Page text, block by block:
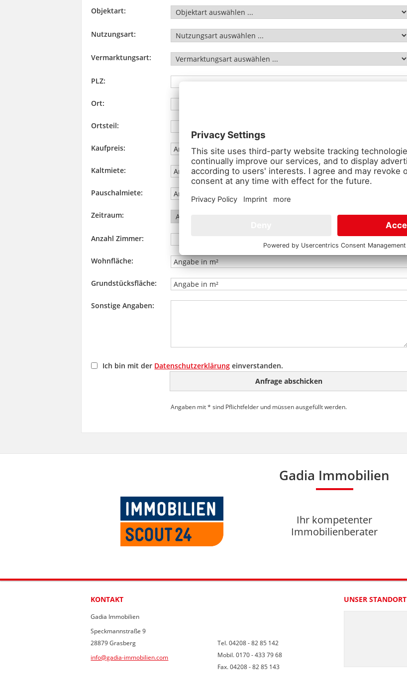
Objektart:
Nutzungsart:
Vermarktungsart:
PLZ:
Ort:
Ortsteil:
Kaufpreis:
Kaltmiete:
Pauschalmiete:
Zeitraum:
Anzahl Zimmer:
Wohnfläche:
Grundstücksfläche:
Sonstige Angaben:
Ich bin mit der Datenschutzerklärung einverstanden.
Angaben mit * sind Pflichtfelder und müssen ausgefüllt werden.
Gadia Immobilien
Ihr kompetenter
Immobilienberater
KONTAKT
Gadia Immobilien
Speckmannstraße 9
28879 Grasberg
info@gadia-immobilien.com
Tel. 04208 - 82 85 142
Mobil. 0170 - 433 79 68
Fax. 04208 - 82 85 143
UNSER STANDORT